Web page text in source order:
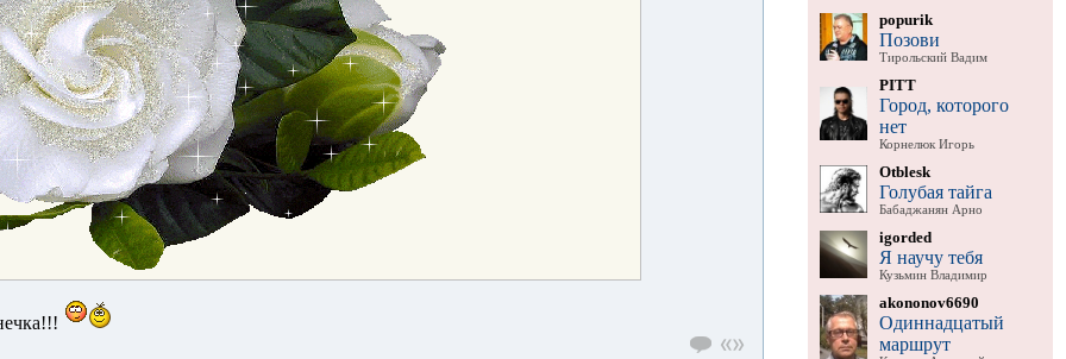
popurik
Позови
Тирольский Вадим
PITT
Город, которого
нет
Корнелюк Игорь
Otblesk
Голубая тайга
Бабаджанян Арно
igorded
Я научу тебя
Кузьмин Владимир
akononov6690
Одиннадцатый
маршрут